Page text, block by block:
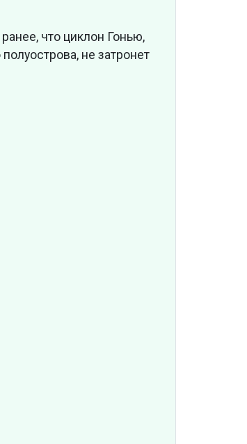
что циклон Гонью,
не затронет